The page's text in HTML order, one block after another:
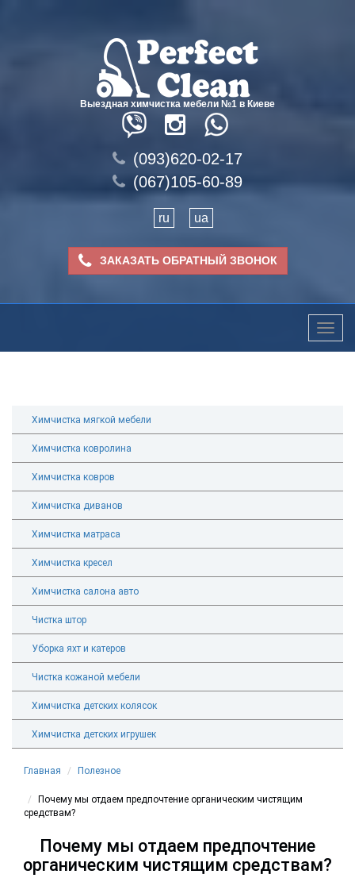
Выездная химчистка мебели №1 в Киеве
(093)620-02-17
(067)105-60-89
ru ua
ЗАКАЗАТЬ ОБРАТНЫЙ ЗВОНОК
Toggle
Химчистка мягкой мебели
Химчистка ковролина
Химчистка ковров
Химчистка диванов
Химчистка матраса
Химчистка кресел
Химчистка салона авто
Чистка штор
Уборка яхт и катеров
Чистка кожаной мебели
Химчистка детских колясок
Химчистка детских игрушек
Главная Полезное
Почему мы отдаем предпочтение органическим чистящим
средствам?
Почему мы отдаем предпочтение
органическим чистящим средствам?